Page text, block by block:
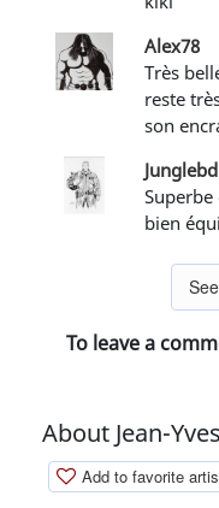
Alex78
Très belle planche. Malgré son âge, elle
reste
son
Junglebd
Superbe encrage et planche extrêmement
bien
To leave a
About Jean-
Add to favorite